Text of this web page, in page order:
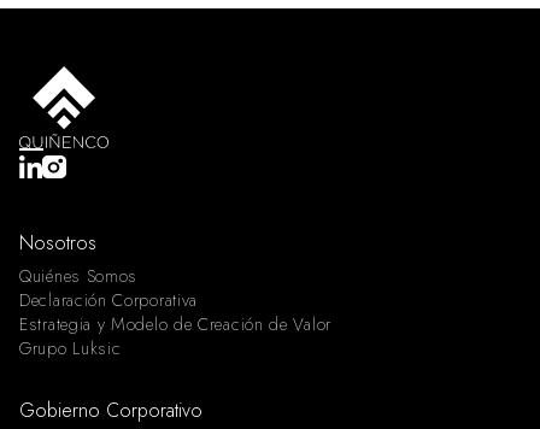
Nosotros
Quiénes Somos
Declaración Corporativa
Estrategia y Modelo de Creación de Valor
Grupo Luksic
Gobierno Corporativo